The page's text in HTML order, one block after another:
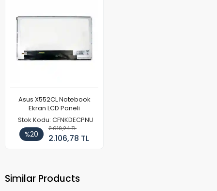
Asus X552CL Notebook
Ekran LCD Paneli
Stok Kodu: CFNKDECPNU
%20
2.619,24 TL
2.106,78 TL
Similar Products